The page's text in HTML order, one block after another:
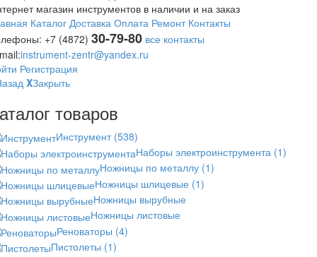
магазин инструментов в наличии и на заказ
Каталог Доставка Оплата Ремонт Контакты
+7 (4872) 30-79-80 все контакты
instrument-zentr@yandex.ru
Регистрация
XЗакрыть
товаров
Инструмент (538)
Наборы электроинструмента (1)
Ножницы по металлу (1)
Ножницы шлицевые (1)
Ножницы вырубные
Ножницы листовые
Реноваторы (4)
Пистолеты (1)